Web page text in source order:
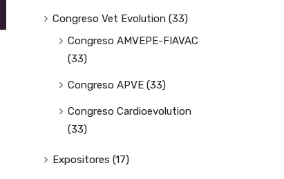
Congreso Vet Evolution (33)
Congreso AMVEPE-FIAVAC
(33)
Congreso APVE (33)
Congreso Cardioevolution
(33)
Expositores (17)